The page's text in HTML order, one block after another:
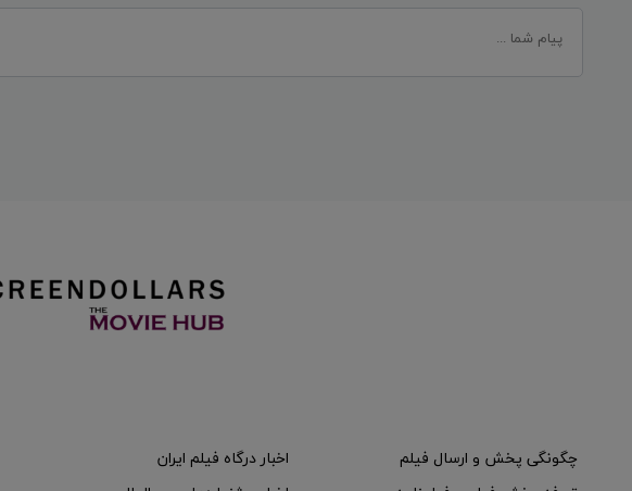
چگونگی پخش و ارسال فیلم
اخبار درگاه فیلم ایران